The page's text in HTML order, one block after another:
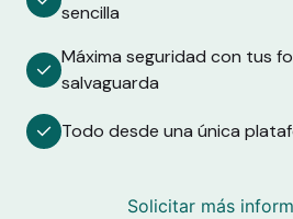
sencilla
Máxima seguridad con tus
salvaguarda
Todo desde una única
Solicitar más